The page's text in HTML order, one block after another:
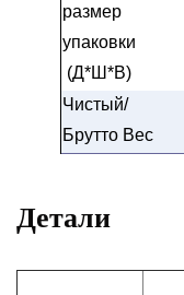
размер
упаковки
(Д*Ш*В)
Чистый/
Брутто Вес
Детали